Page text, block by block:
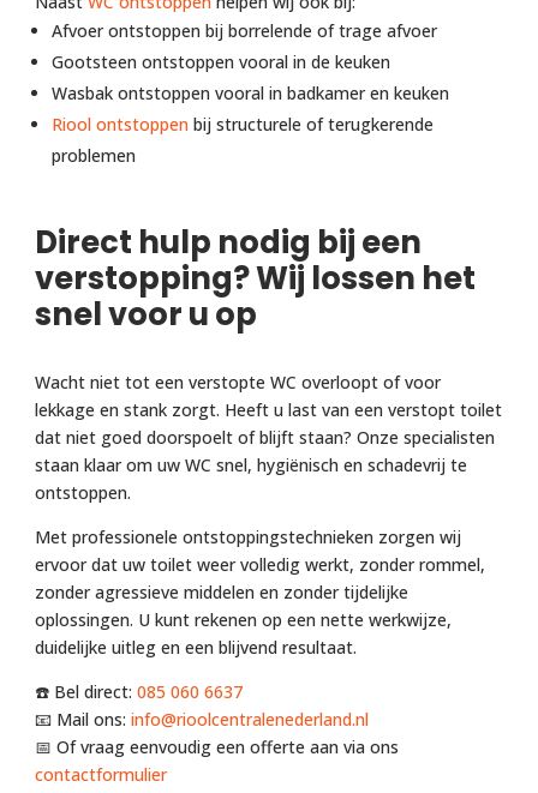
Afvoer ontstoppen bij borrelende of trage afvoer
Gootsteen ontstoppen vooral in de keuken
Wasbak ontstoppen vooral in badkamer en keuken
Riool ontstoppen bij structurele of terugkerende
problemen
Direct hulp nodig bij een
verstopping? Wij lossen het
snel voor u op
Wacht niet tot een verstopte WC overloopt of voor
lekkage en stank zorgt. Heeft u last van een verstopt toilet
dat niet goed doorspoelt of blijft staan? Onze specialisten
staan klaar om uw WC snel, hygiënisch en schadevrij te
ontstoppen.
Met professionele ontstoppingstechnieken zorgen wij
ervoor dat uw toilet weer volledig werkt, zonder rommel,
zonder agressieve middelen en zonder tijdelijke
oplossingen. U kunt rekenen op een nette werkwijze,
duidelijke uitleg en een blijvend resultaat.
☎️ Bel direct:085 060 6637
📧 Mail ons:info@rioolcentralenederland.nl
📅 Of vraag eenvoudig een offerte aan via ons
contactformulier